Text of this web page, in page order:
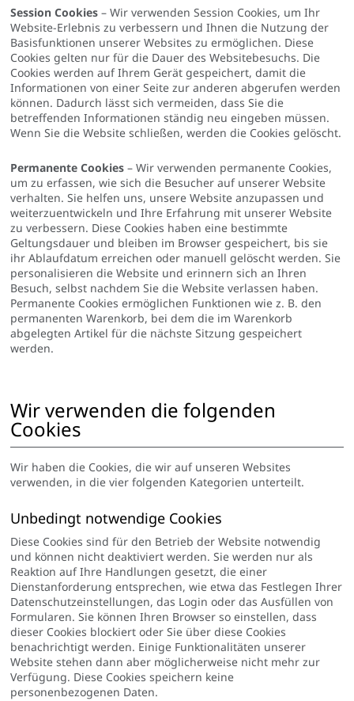
Session Cookies – Wir verwenden Session Cookies, um Ihr
Website-Erlebnis zu verbessern und Ihnen die Nutzung der
Basisfunktionen unserer Websites zu ermöglichen. Diese
Cookies gelten nur für die Dauer des Websitebesuchs. Die
Cookies werden auf Ihrem Gerät gespeichert, damit die
Informationen von einer Seite zur anderen abgerufen werden
können. Dadurch lässt sich vermeiden, dass Sie die
betreffenden Informationen ständig neu eingeben müssen.
Wenn Sie die Website schließen, werden die Cookies gelöscht.
Permanente Cookies – Wir verwenden permanente Cookies,
um zu erfassen, wie sich die Besucher auf unserer Website
verhalten. Sie helfen uns, unsere Website anzupassen und
weiterzuentwickeln und Ihre Erfahrung mit unserer Website
zu verbessern. Diese Cookies haben eine bestimmte
Geltungsdauer und bleiben im Browser gespeichert, bis sie
ihr Ablaufdatum erreichen oder manuell gelöscht werden. Sie
personalisieren die Website und erinnern sich an Ihren
Besuch, selbst nachdem Sie die Website verlassen haben.
Permanente Cookies ermöglichen Funktionen wie z. B. den
permanenten Warenkorb, bei dem die im Warenkorb
abgelegten Artikel für die nächste Sitzung gespeichert
werden.
Wir verwenden die folgenden
Cookies
Wir haben die Cookies, die wir auf unseren Websites
verwenden, in die vier folgenden Kategorien unterteilt.
Unbedingt notwendige Cookies
Diese Cookies sind für den Betrieb der Website notwendig
und können nicht deaktiviert werden. Sie werden nur als
Reaktion auf Ihre Handlungen gesetzt, die einer
Dienstanforderung entsprechen, wie etwa das Festlegen Ihrer
Datenschutzeinstellungen, das Login oder das Ausfüllen von
Formularen. Sie können Ihren Browser so einstellen, dass
dieser Cookies blockiert oder Sie über diese Cookies
benachrichtigt werden. Einige Funktionalitäten unserer
Website stehen dann aber möglicherweise nicht mehr zur
Verfügung. Diese Cookies speichern keine
personenbezogenen Daten.